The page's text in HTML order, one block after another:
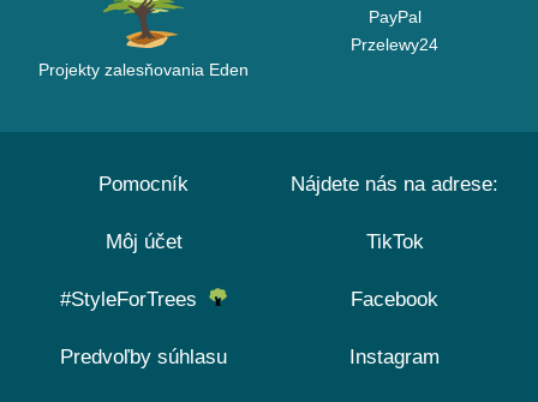
Projekty zalesňovania Eden
PayPal
Przelewy24
Pomocník
Môj účet
#StyleForTrees
Predvoľby súhlasu
Nájdete nás na adrese:
TikTok
Facebook
Instagram